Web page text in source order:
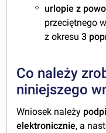
urlopie z
przeciętnego
z okresu3
Co należy
niniejszego
Wniosek należy
elektronicznie, a